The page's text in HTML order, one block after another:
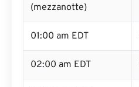
(mezzanotte)
01:00 am EDT
02:00 am EDT